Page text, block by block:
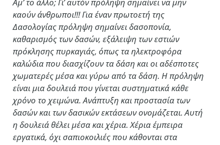
καούν άνθρωποι!!! Για έναν πρωτοετή της
Δασολογίας πρόληψη σημαίνει δασοπονία,
καθαρισμός των δασών, εξάλειψη των εστιών
πρόκλησης πυρκαγιάς, όπως τα ηλεκτροφόρα
καλώδια που διασχίζουν τα δάση και οι αδέσποτες
χωματερές μέσα και γύρω από τα δάση. Η πρόληψη
είναι μια δουλειά που γίνεται συστηματικά κάθε
χρόνο το χειμώνα. Ανάπτυξη και προστασία των
δασών και των δασικών εκτάσεων ονομάζεται. Αυτή
η δουλειά θέλει μέσα και χέρια. Χέρια έμπειρα
εργατικά, όχι σαπιοκοιλιές που κάθονται στα